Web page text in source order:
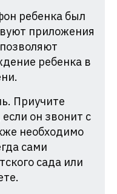
ребенка был
приложения
ребенка в
Приучите
он звонит с
необходимо
сами
сада или